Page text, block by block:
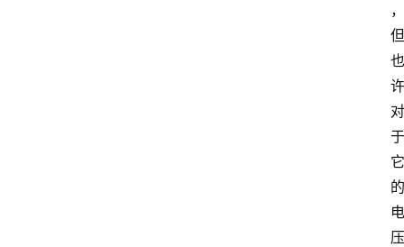
，
但
也
许
对
于
它
的
电
压